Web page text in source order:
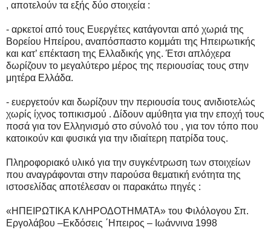
, αποτελούν τα εξής δύο στοιχεία :
- αρκετοί από τους Ευεργέτες κατάγονται από χωριά της
Βορείου Ηπείρου, αναπόσπαστο κομμάτι της Ηπειρωτικής
και κατ’ επέκταση της Ελλαδικής γης. Έτσι απλόχερα
δωρίζουν το μεγαλύτερο μέρος της περιουσίας τους στην
μητέρα Ελλάδα.
- ευεργετούν και δωρίζουν την περιουσία τους ανιδιοτελώς
χωρίς ίχνος τοπικισμού . Δίδουν αμύθητα για την εποχή τους
ποσά για τον Ελληνισμό στο σύνολό του , για τον τόπο που
κατοικούν και φυσικά για την ιδιαίτερη πατρίδα τους.
Πληροφοριακό υλικό για την συγκέντρωση των στοιχείων
που αναγράφονται στην παρούσα θεματική ενότητα της
ιστοσελίδας αποτέλεσαν οι παρακάτω πηγές :
«ΗΠΕΙΡΩΤΙΚΑ ΚΛΗΡΟΔΟΤΗΜΑΤΑ» του Φιλόλογου Σπ.
Εργολάβου –Εκδόσεις ΄Ηπειρος – Ιωάννινα 1998